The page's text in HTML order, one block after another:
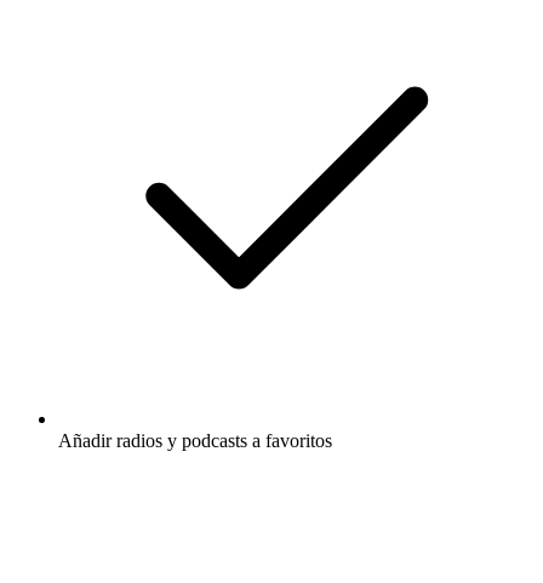
Añadir radios y podcasts a favoritos